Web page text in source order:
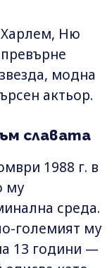
Ню
модна
актьор.
славата
1988 г. в
му
среда.
големият му
13 години —